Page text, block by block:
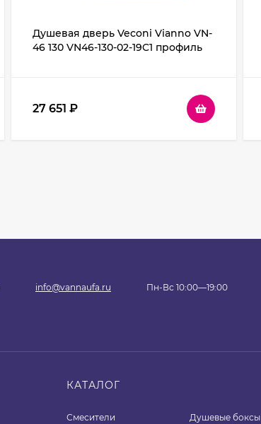
Душевая дверь Veconi Vianno VN-
46 130 VN46-130-02-19C1 профиль
27 651 ₽
info@vannaufa.ru Пн-Вс 10:00—19:00
КАТАЛОГ
Смесители Душевые боксы